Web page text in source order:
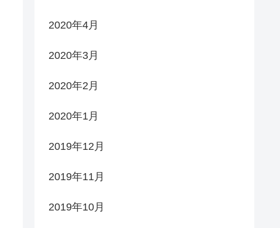
2020年4月
2020年3月
2020年2月
2020年1月
2019年12月
2019年11月
2019年10月